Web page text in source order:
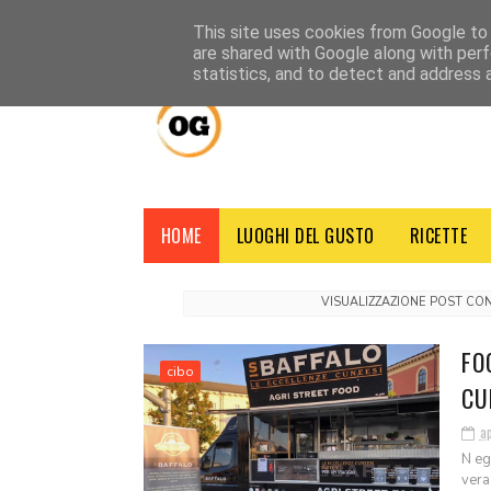
CHI SIAMO CREDITI NOTE LEGALI
HOME LUOGHI DEL GUSTO RICETTE
VISUALIZZAZIONE POST
cibo
N
This site uses cookies from Google
are shared with Google along with
statistics, and to detect and address